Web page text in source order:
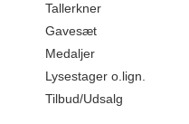
Tallerkner
Gavesæt
Medaljer
Lysestager o.lign.
Tilbud/Udsalg